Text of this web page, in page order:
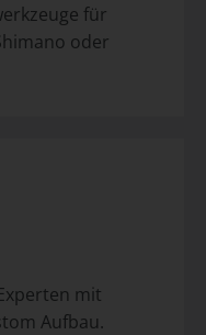
für
oder
mit
Aufbau.